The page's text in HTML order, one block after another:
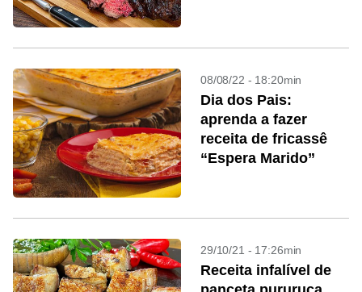
08/08/22 - 18:20min
Dia dos Pais:
aprenda a fazer
receita de fricassê
“Espera Marido”
29/10/21 - 17:26min
Receita infalível de